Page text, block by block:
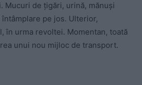
Mucuri de țigări, urină, mănuși
pe jos. Ulterior,
în urma revoltei. Momentan, toată
unui nou mijloc de transport.